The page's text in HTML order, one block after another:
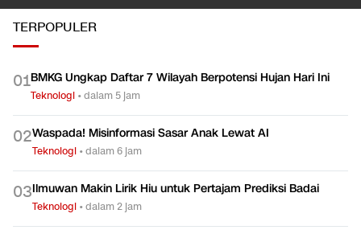
TERPOPULER
01BMKG Ungkap Daftar 7 Wilayah Berpotensi Hujan Hari Ini
Teknologi •dalam 5 jam
02Waspada! Misinformasi Sasar Anak Lewat AI
Teknologi •dalam 6 jam
03Ilmuwan Makin Lirik Hiu untuk Pertajam Prediksi Badai
Teknologi •dalam 2 jam